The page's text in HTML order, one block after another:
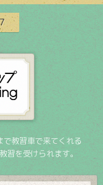
で教習車で来てくれる
習を受けられます。